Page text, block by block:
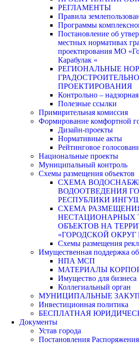
РЕГЛАМЕНТЫ
Правила
Программы
Постановление об
местных нормативах
проектирования МО
Карабулак «
РЕГИОНАЛЬНЫЕ
ПРОЕКТИРОВАНИЯ
Контрольно – надзорная
Полезные ссылки
Примирительная комиссия
Формирование комфортной
Дизайн-проекты
Нормативные акты
Рейтинговое
Национальные проекты
Муниципальный контроль
Схемы размещения объектов
СХЕМА
ВОДООТВЕДЕНИЯ
РЕСПУБЛИКИ
СХЕМА
НЕСТАЦИОНАРНЫХ
ОБЪЕКТОВ НА
«ГОРОДСКОЙ ОКРУГ
Схемы размещения
Имущественная поддержка
НПА МСП
МАТЕРИАЛЫ
Имущество для бизнеса
Коллегиальный орган
МУНИЦИПАЛЬНЫЕ
Инвестиционная политика
БЕСПЛАТНАЯ
Документы
Устав города
Постановления